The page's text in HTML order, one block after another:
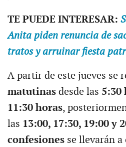
TE PUEDE INTERESAR:
Anita piden renuncia de
tratos y arruinar fiesta
A partir de este jueves se
matutinasdesde las 5:30
11:30 horas,
las 13:00, 17:30, 19:00 y
confesionesse llevarán a